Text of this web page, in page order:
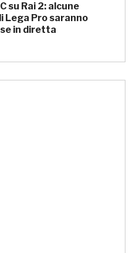
su Rai 2: alcune
Lega Pro saranno
in diretta